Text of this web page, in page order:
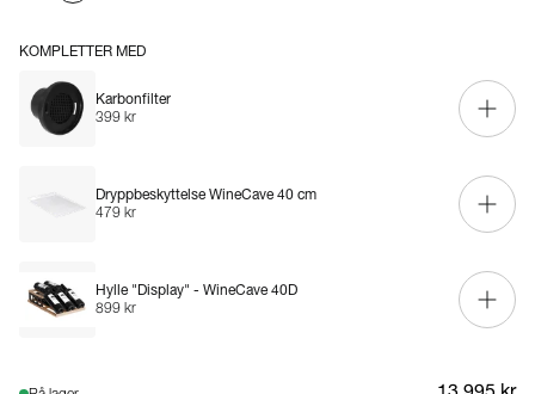
KOMPLETTER MED
Karbonfilter
399 kr
Dryppbeskyttelse WineCave 40 cm
479 kr
Hylle "Display" - WineCave 40D
899 kr